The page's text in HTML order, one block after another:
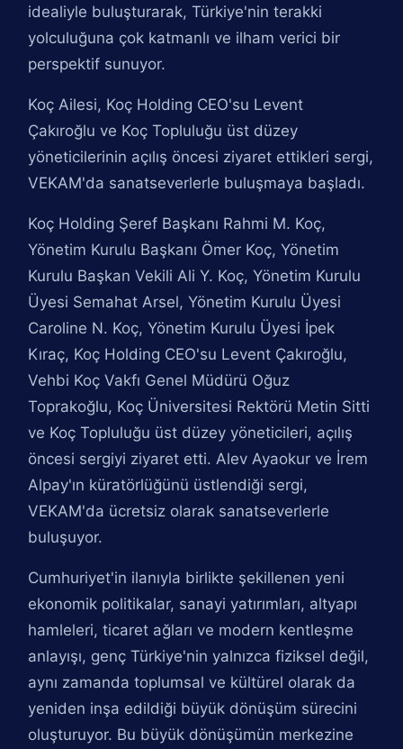
idealiyle buluşturarak, Türkiye'nin terakki
yolculuğuna çok katmanlı ve ilham verici bir
perspektif sunuyor.
Koç Ailesi, Koç Holding CEO'su Levent
Çakıroğlu ve Koç Topluluğu üst düzey
yöneticilerinin açılış öncesi ziyaret ettikleri sergi,
VEKAM'da sanatseverlerle buluşmaya başladı.
Koç Holding Şeref Başkanı Rahmi M. Koç,
Yönetim Kurulu Başkanı Ömer Koç, Yönetim
Kurulu Başkan Vekili Ali Y. Koç, Yönetim Kurulu
Üyesi Semahat Arsel, Yönetim Kurulu Üyesi
Caroline N. Koç, Yönetim Kurulu Üyesi İpek
Kıraç, Koç Holding CEO'su Levent Çakıroğlu,
Vehbi Koç Vakfı Genel Müdürü Oğuz
Toprakoğlu, Koç Üniversitesi Rektörü Metin Sitti
ve Koç Topluluğu üst düzey yöneticileri, açılış
öncesi sergiyi ziyaret etti. Alev Ayaokur ve İrem
Alpay'ın küratörlüğünü üstlendiği sergi,
VEKAM'da ücretsiz olarak sanatseverlerle
buluşuyor.
Cumhuriyet'in ilanıyla birlikte şekillenen yeni
ekonomik politikalar, sanayi yatırımları, altyapı
hamleleri, ticaret ağları ve modern kentleşme
anlayışı, genç Türkiye'nin yalnızca fiziksel değil,
aynı zamanda toplumsal ve kültürel olarak da
yeniden inşa edildiği büyük dönüşüm sürecini
oluşturuyor. Bu büyük dönüşümün merkezine